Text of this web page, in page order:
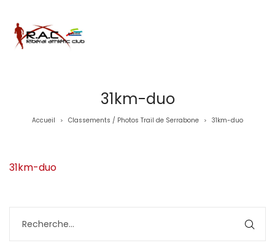
31km-duo
Accueil > Classements / Photos Trail de Serrabone > 31km-duo
31km-duo